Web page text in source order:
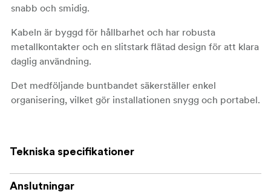
snabb och smidig.
Kabeln är byggd för hållbarhet och har robusta
metallkontakter och en slitstark flätad design för att klara
daglig användning.
Det medföljande buntbandet säkerställer enkel
organisering, vilket gör installationen snygg och portabel.
GaN-laddare.
Tekniska specifikationer
Anslutningar